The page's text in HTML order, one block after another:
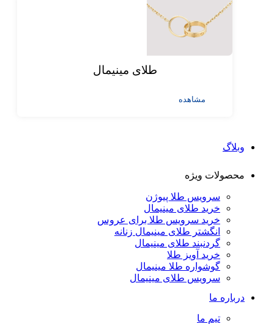
طلای مینیمال
مشاهده
وبلاگ
محصولات ویژه
سرویس طلا پیوژن
خرید طلای مینیمال
خرید سرویس طلا برای عروس
انگشتر طلای مینیمال زنانه
گردنبند طلای مینیمال
خرید آویز طلا
گوشواره طلا مینیمال
سرویس طلای مینیمال
درباره ما
تیم ما